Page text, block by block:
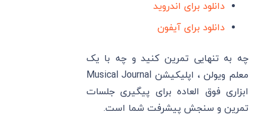
دانلود برای اندروید
دانلود برای آیفون
چه به تنهایی تمرین کنید و چه با یک
معلم ویولن ، اپلیکیشن Musical Journal
ابزاری فوق العاده برای پیگیری جلسات
تمرین و سنجش پیشرفت شما است.